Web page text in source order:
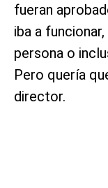
fueran
iba a
persona o
Pero quería
director.